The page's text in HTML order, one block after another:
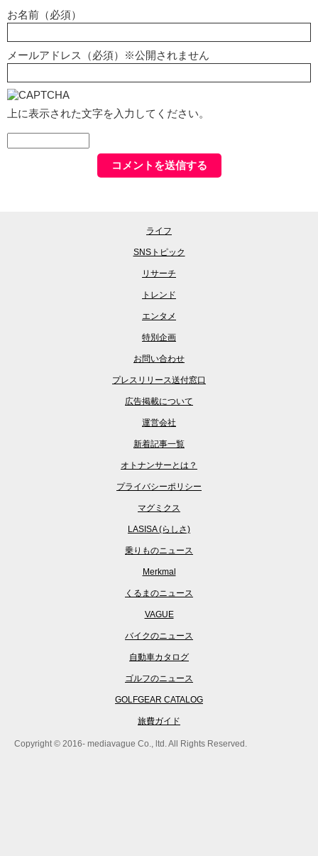
お名前（必須）
メールアドレス（必須）※公開されません
上に表示された文字を入力してください。
ライフ
SNSトピック
リサーチ
トレンド
エンタメ
特別企画
お問い合わせ
プレスリリース送付窓口
広告掲載について
運営会社
新着記事一覧
オトナンサーとは？
プライバシーポリシー
マグミクス
LASISA (らしさ)
乗りものニュース
Merkmal
くるまのニュース
VAGUE
バイクのニュース
自動車カタログ
ゴルフのニュース
GOLFGEAR CATALOG
旅費ガイド
Copyright © 2016- mediavague Co., ltd. All Rights Reserved.